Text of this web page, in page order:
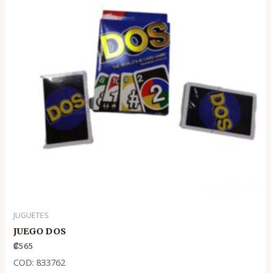
JUGUETES
JUEGO DOS
₡565
COD: 833762